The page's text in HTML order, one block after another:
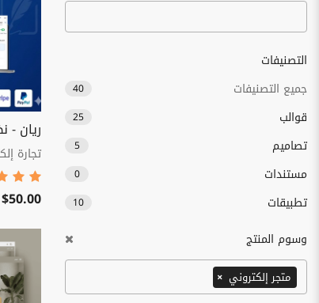
التصنيفات
جميع التصنيفات
40
قوالب 25
تصاميم 5
مستندات 0
تطبيقات 10
وسوم المنتج
× متجر إلكتروني
ريان -
تجارة
$50.00